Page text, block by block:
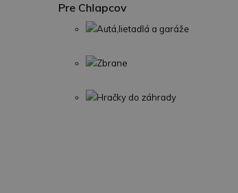
Pre Chlapcov
Autá,lietadlá a garáže
Zbrane
Hračky do záhrady